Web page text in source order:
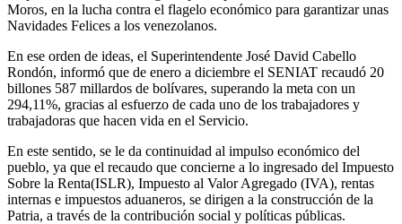
Moros, en la lucha contra el flagelo económico para garantizar unas
Navidades Felices a los venezolanos.
En ese orden de ideas, el Superintendente José David Cabello
Rondón, informó que de enero a diciembre el SENIAT recaudó 20
billones 587 millardos de bolívares, superando la meta con un
294,11%, gracias al esfuerzo de cada uno de los trabajadores y
trabajadoras que hacen vida en el Servicio.
En este sentido, se le da continuidad al impulso económico del
pueblo, ya que el recaudo que concierne a lo ingresado del Impuesto
Sobre la Renta(ISLR), Impuesto al Valor Agregado (IVA), rentas
internas e impuestos aduaneros, se dirigen a la construcción de la
Patria, a través de la contribución social y políticas públicas.